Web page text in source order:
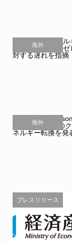
海外
海外
プレスリリース